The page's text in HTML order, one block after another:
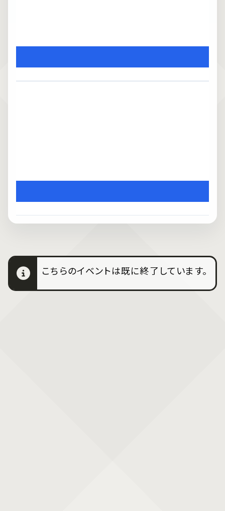
こちらのイベントは既に終了しています。